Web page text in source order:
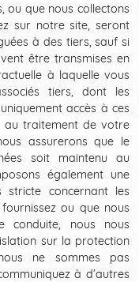
ou que nous collectons
sur notre site, seront
à des tiers, sauf si
être transmises en
à laquelle vous
tiers, dont les
accès à ces
au traitement de votre
assurerons que le
soit maintenu au
également une
stricte concernant les
ou que nous
conduite, nous nous
sur la protection
ne sommes pas
à d’autres